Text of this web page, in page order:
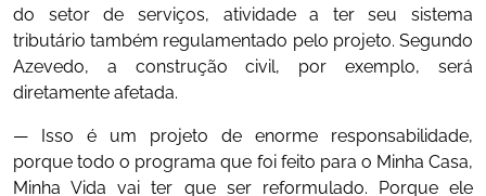
do setor de serviços, atividade a ter seu sistema
tributário também regulamentado pelo projeto. Segundo
Azevedo, a construção civil, por exemplo, será
diretamente afetada.
— Isso é um projeto de enorme responsabilidade,
porque todo o programa que foi feito para o Minha Casa,
Minha Vida vai ter que ser reformulado. Porque ele